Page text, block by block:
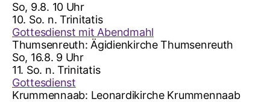
So, 9.8. 10 Uhr
10. So. n. Trinitatis
Gottesdienst mit Abendmahl
Thumsenreuth: Ägidienkirche Thumsenreuth
So, 16.8. 9 Uhr
11. So. n. Trinitatis
Gottesdienst
Krummennaab: Leonardikirche Krummennaab